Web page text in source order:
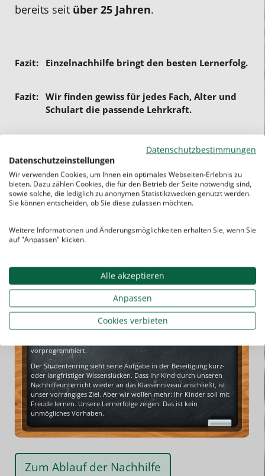
bereits seit über 25 Jahren.
Einzelnachhilfe bringt den besten Lernerfolg.
Wir finden gewiss für jedes Fach, Alter und
Schulart die passende Lehrkraft.
– keine Mindeststunden
– keine Aufnahmegebühr
Die Vorteile unserer Nachhilfe in
Unsere Lehrkräfte sind für die Schülernachhilfe bestens geeignet.
Es sind Studentinnen und Studenten. Sie sind motiviert, kennen
den Lernstoff und verfügen über sicheren Umgang mit jungen
vorprogrammiert.
Der Studentenring sieht seine Aufgabe in der Beseitigung kurz-
oder langfristiger Wissenslücken. Dass Ihr Kind durch unseren
Nachhilfeunterrichtwieder an das Klassenniveau anschließt, ist
unser vorrangiges Ziel. Aber wir wollen mehr: Ihr Kinder soll mit
Freude lernen. Unsere Lernerfolgezeigen: Das ist kein
unmögliches Vorhaben.
Zum Ablauf der Nachhilfe
Datenschutzbestimmungen
Datenschutzeinstellungen
Wir verwenden Cookies, um Ihnen ein optimales Webseiten-Erlebnis zu
bieten. Dazu zählen Cookies, die für den Betrieb der Seite notwendig sind,
sowie solche, die lediglich zu anonymen Statistikzwecken genutzt werden.
Sie können entscheiden, ob Sie diese zulassen möchten.
Weitere Informationen und Änderungsmöglichkeiten erhalten Sie, wenn Sie
auf "Anpassen" klicken.
Alle akzeptieren
Anpassen
Cookies verbieten